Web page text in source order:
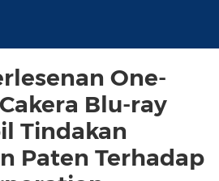
One-
Blu-ray
Tindakan
Paten Terhadap